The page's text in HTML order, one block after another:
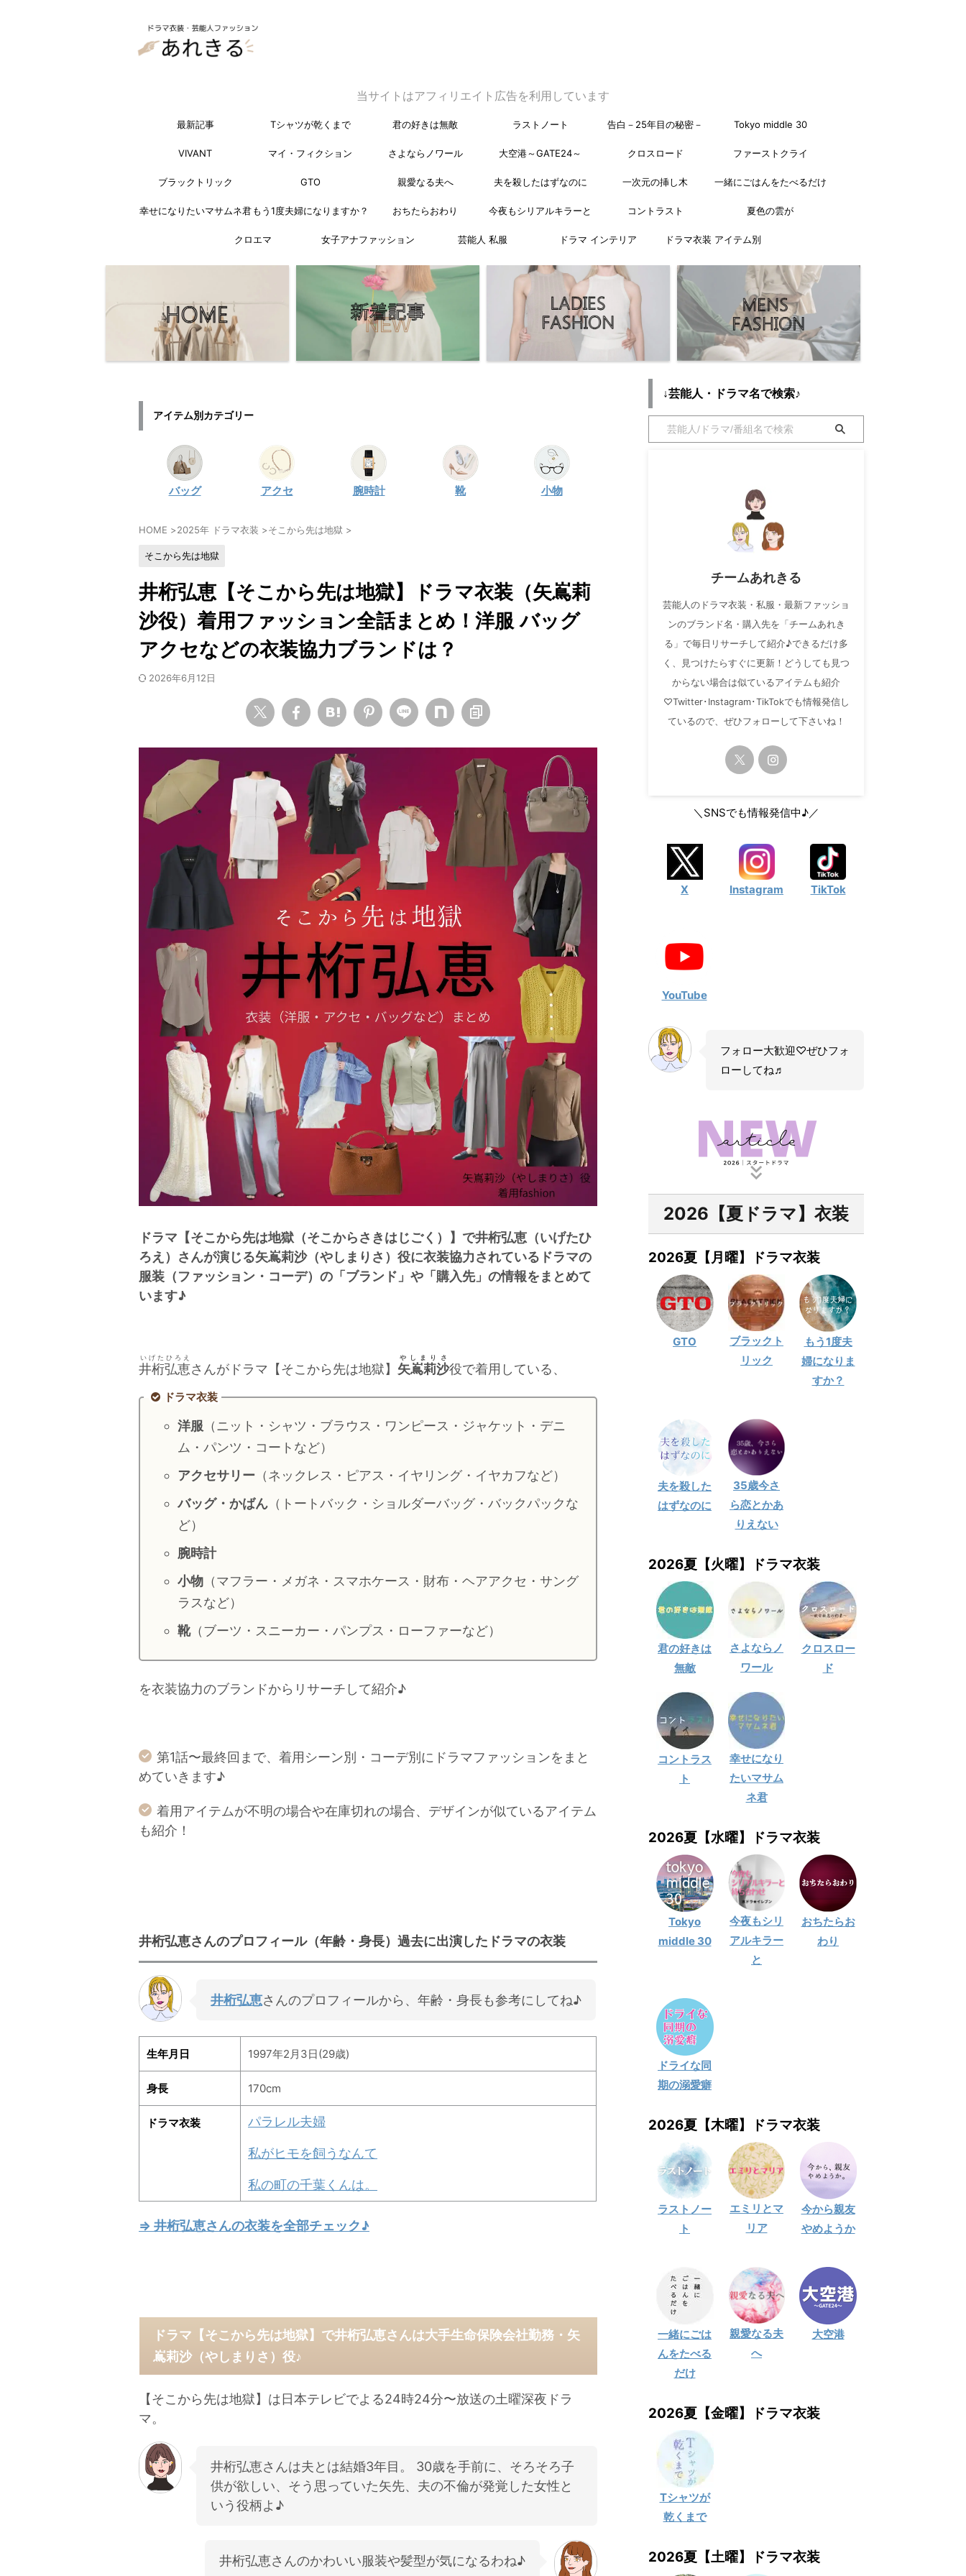
当サイトはアフィリエイト広告を利用しています
最新記事 Tシャツが乾くまで 君の好きは無敵 ラストノート 告白－25年目の秘密－ Tokyo middle 30
VIVANT マイ・フィクション さよならノワール 大空港～GATE24～ クロスロード ファーストクライ
ブラックトリック GTO 親愛なる夫へ 夫を殺したはずなのに 一次元の挿し木 一緒にごはんをたべるだけ
幸せになりたいマサムネ君 もう1度夫婦になりますか？ おちたらおわり 今夜もシリアルキラーと コントラスト 夏色の雲が
クロエマ 女子アナファッション 芸能人 私服 ドラマ インテリア ドラマ衣装 アイテム別
アイテム別カテゴリー
バッグ アクセ 腕時計 靴 小物
HOME >2025年 ドラマ衣装 >そこから先は地獄 >
そこから先は地獄
井桁弘恵【そこから先は地獄】ドラマ衣装（矢嶌莉
沙役）着用ファッション全話まとめ！洋服 バッグ
アクセなどの衣装協力ブランドは？
2026年6月12日
ドラマ【そこから先は地獄（そこからさきはじごく）】で井桁弘恵（いげたひ
ろえ）さんが演じる矢嶌莉沙（やしまりさ）役に衣装協力されているドラマの
服装（ファッション・コーデ）の「ブランド」や「購入先」の情報をまとめて
います♪
井桁弘恵
いげたひろえ
さんがドラマ【そこから先は地獄】 矢嶌莉沙
やしまりさ
役で着用している、
ドラマ衣装
洋服 （ニット・シャツ・ブラウス・ワンピース・ジャケット・デニ
ム・パンツ・コートなど）
アクセサリー （ネックレス・ピアス・イヤリング・イヤカフなど）
バッグ・かばん （トートバック・ショルダーバッグ・バックパックな
ど）
腕時計
小物 （マフラー・メガネ・スマホケース・財布・ヘアアクセ・サング
ラスなど）
靴（ブーツ・スニーカー・パンプス・ローファーなど）
を衣装協力のブランドからリサーチして紹介♪
第1話〜最終回まで、着用シーン別・コーデ別にドラマファッションをまと
めていきます♪
着用アイテムが不明の場合や在庫切れの場合、デザインが似ているアイテム
も紹介！
井桁弘恵さんのプロフィール（年齢・身長）過去に出演したドラマの衣装
井桁弘恵さんのプロフィールから、年齢・身長も参考にしてね♪
生年月日 1997年2月3日(29歳)
身長 170cm
ドラマ衣装 パラレル夫婦
私がヒモを飼うなんて
私の町の千葉くんは。
⇒ 井桁弘恵さんの衣装を全部チェック♪
ドラマ【そこから先は地獄】で井桁弘恵さんは大手生命保険会社勤務・矢
嶌莉沙（やしまりさ）役♪
【そこから先は地獄】は日本テレビでよる24時24分〜放送の土曜深夜ドラ
マ。
井桁弘恵さんは夫とは結婚3年目。 30歳を手前に、そろそろ子
供が欲しい、そう思っていた矢先、夫の不倫が発覚した女性と
いう役柄よ♪
井桁弘恵さんのかわいい服装や髪型が気になるわね♪
↓芸能人・ドラマ名で検索♪
チームあれきる
芸能人のドラマ衣装・私服・最新ファッショ
ンのブランド名・購入先を「チームあれき
る」で毎日リサーチして紹介♪できるだけ多
く、見つけたらすぐに更新！どうしても見つ
からない場合は似ているアイテムも紹介
♡Twitter･Instagram･TikTokでも情報発信し
ているので、ぜひフォローして下さいね！
＼SNSでも情報発信中♪／
X Instagram TikTok
YouTube
フォロー大歓迎♡ぜひフォ
ローしてね♬
2026【夏ドラマ】衣装
2026夏【月曜】ドラマ衣装
GTO
ブラックト
リック
もう1度夫
婦になりま
すか？
夫を殺した
はずなのに
35歳今さ
ら恋とかあ
りえない
2026夏【火曜】ドラマ衣装
君の好きは
無敵
さよならノ
ワール
クロスロー
ド
コントラス
ト
幸せになり
たいマサム
ネ君
2026夏【水曜】ドラマ衣装
Tokyo
middle 30
今夜もシリ
アルキラー
と
おちたらお
わり
ドライな同
期の溺愛癖
2026夏【木曜】ドラマ衣装
ラストノー
ト
エミリとマ
リア
今から親友
やめようか
一緒にごは
んをたべる
だけ
親愛なる夫
へ
大空港
2026夏【金曜】ドラマ衣装
Tシャツが
乾くまで
2026夏【土曜】ドラマ衣装